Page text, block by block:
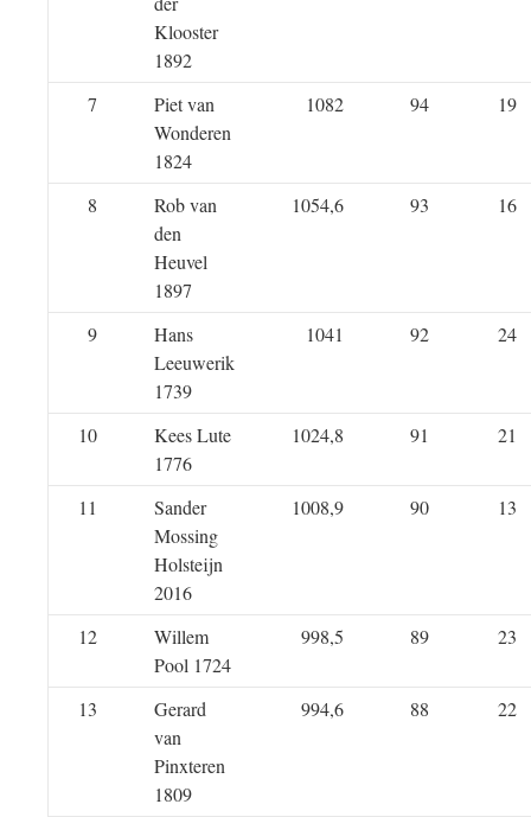
Klooster
1892
7
Piet van
Wonderen
1824
1082 94 19
8
Rob van
den
Heuvel
1897
1054,6 93 16
9
Hans
Leeuwerik
1739
1041 92 24
10
Kees Lute
1776
1024,8 91 21
11
Sander
Mossing
Holsteijn
2016
1008,9 90 13
12
Willem
Pool 1724
998,5 89 23
13
Gerard
van
Pinxteren
1809
994,6 88 22